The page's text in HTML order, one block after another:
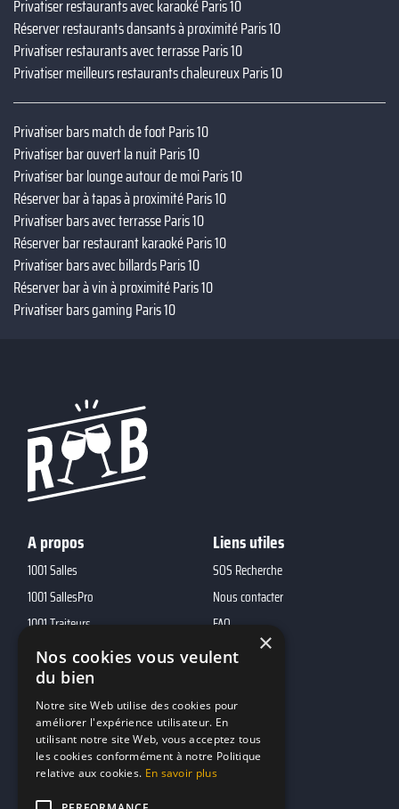
Privatiser restaurants avec karaoké Paris 10
Réserver restaurants dansants à proximité Paris 10
Privatiser restaurants avec terrasse Paris 10
Privatiser meilleurs restaurants chaleureux Paris 10
Privatiser bars match de foot Paris 10
Privatiser bar ouvert la nuit Paris 10
Privatiser bar lounge autour de moi Paris 10
Réserver bar à tapas à proximité Paris 10
Privatiser bars avec terrasse Paris 10
Réserver bar restaurant karaoké Paris 10
Privatiser bars avec billards Paris 10
Réserver bar à vin à proximité Paris 10
Privatiser bars gaming Paris 10
A propos
1001 Salles
1001 SallesPro
1001 Traiteurs
1001 DJ
10h01
MP2
Liens utiles
SOS Recherche
Nous contacter
FAQ
Contacts
marketing@reserverunbar.be
×
Nos cookies vous veulent
du bien
Notre site Web utilise des cookies pour
améliorer l'expérience utilisateur. En
utilisant notre site Web, vous acceptez tous
les cookies conformément à notre Politique
relative aux cookies. En savoir plus